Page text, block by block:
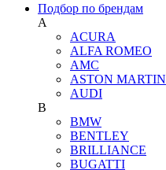
Подбор по брендам
A
ACURA
ALFA ROMEO
AMC
ASTON MARTIN
AUDI
B
BMW
BENTLEY
BRILLIANCE
BUGATTI